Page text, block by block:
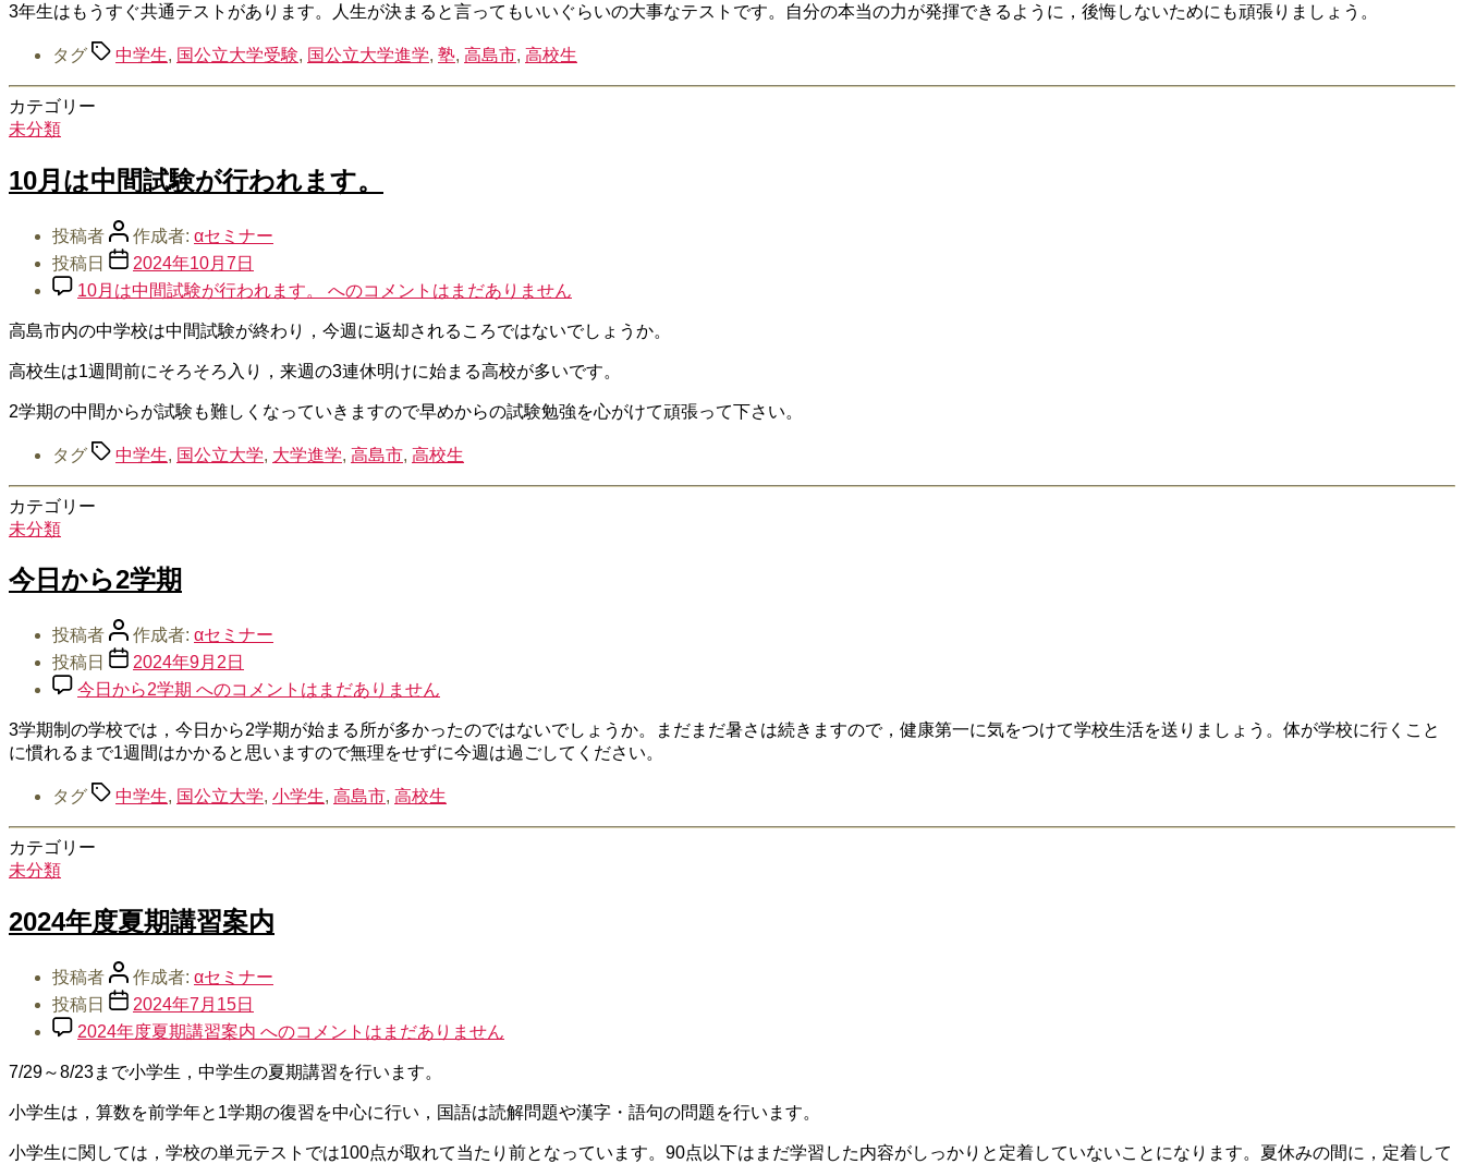
3年生はもうすぐ共通テストがあります。人生が決まると言ってもいいぐらいの大事なテストです。自分の本当の力が発揮できるように，後悔しないためにも頑張りましょう。
タグ 中学生, 国公立大学受験, 国公立大学進学, 塾, 高島市, 高校生
カテゴリー
未分類
10月は中間試験が行われます。
投稿者 作成者: αセミナー
投稿日
2024年10月7日
10月は中間試験が行われます。 へのコメントはまだありません
高島市内の中学校は中間試験が終わり，今週に返却されるころではないでしょうか。
高校生は1週間前にそろそろ入り，来週の3連休明けに始まる高校が多いです。
2学期の中間からが試験も難しくなっていきますので早めからの試験勉強を心がけて頑張って下さい。
タグ 中学生, 国公立大学, 大学進学, 高島市, 高校生
カテゴリー
未分類
今日から2学期
投稿者 作成者: αセミナー
投稿日
2024年9月2日
今日から2学期 へのコメントはまだありません
3学期制の学校では，今日から2学期が始まる所が多かったのではないでしょうか。まだまだ暑さは続きますので，健康第一に気をつけて学校生活を送りましょう。体が学校に行くこと
に慣れるまで1週間はかかると思いますので無理をせずに今週は過ごしてください。
タグ 中学生, 国公立大学, 小学生, 高島市, 高校生
カテゴリー
未分類
2024年度夏期講習案内
投稿者 作成者: αセミナー
投稿日
2024年7月15日
2024年度夏期講習案内 へのコメントはまだありません
7/29～8/23まで小学生，中学生の夏期講習を行います。
小学生は，算数を前学年と1学期の復習を中心に行い，国語は読解問題や漢字・語句の問題を行います。
小学生に関しては，学校の単元テストでは100点が取れて当たり前となっています。90点以下はまだ学習した内容がしっかりと定着していないことになります。夏休みの間に，定着して